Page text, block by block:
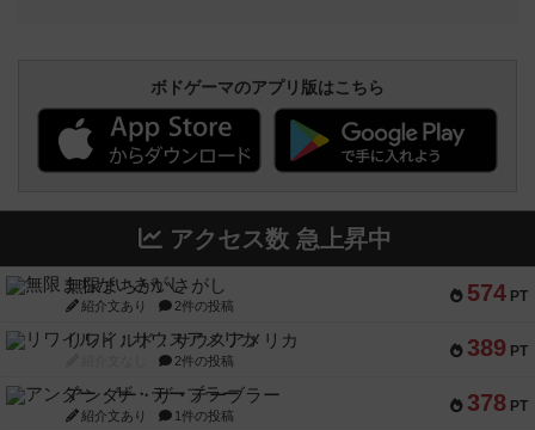
ボドゲーマのアプリ版はこちら
アクセス数 急上昇中
574 PT
無限まちがいさがし
紹介文あり 2件の投稿
389 PT
リワイルド：サウスアメリカ
2件の投稿
378 PT
アンダー・ザ・テーブラー
紹介文あり 1件の投稿